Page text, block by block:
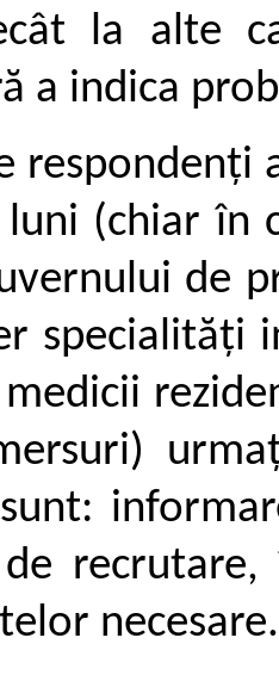
la alte
a indica
respondenți
(chiar în
de
specialități
recrutare,
necesare.